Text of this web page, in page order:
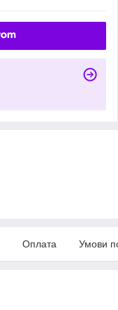
Оплата Умови